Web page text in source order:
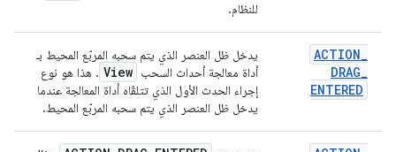
للنظام.
ACTION_
DRAG_
ENTERED
يدخل ظل العنصر الذي يتم سحبه المربّع المحيط بـ
أداة معالجة أحداث السحب View . هذا هو نوع
إجراء الحدث الأول الذي تتلقّاه أداة المعالجة عندما
يدخل ظل العنصر الذي يتم سحبه المربّع المحيط.